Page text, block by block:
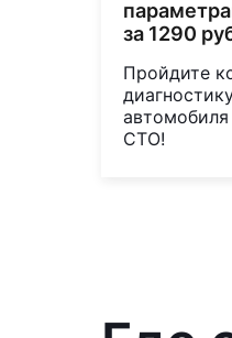
за 1290
Пройдите
СТО!